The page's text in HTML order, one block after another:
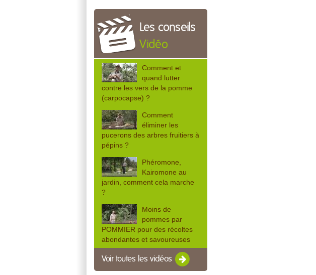
Les conseils
Vidéo
Comment et
quand lutter
contre les vers de la pomme
(carpocapse) ?
Comment
éliminer les
pucerons des arbres fruitiers à
pépins ?
Phéromone,
Kairomone au
jardin, comment cela marche
?
Moins de
pommes par
POMMIER pour des récoltes
abondantes et savoureuses
Voir toutes les vidéos